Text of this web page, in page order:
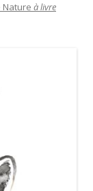
Nature à livre